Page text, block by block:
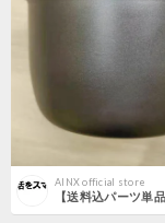
AINX official store